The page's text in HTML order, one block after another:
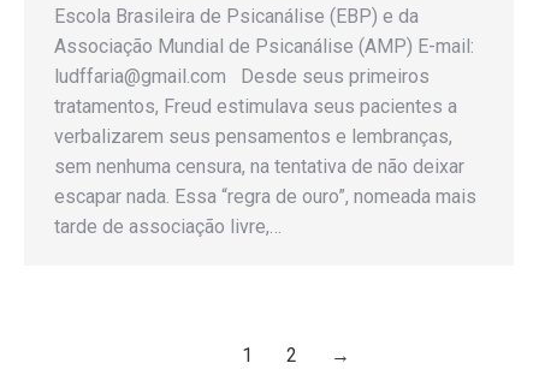
Escola Brasileira de Psicanálise (EBP) e da
Associação Mundial de Psicanálise (AMP) E-mail:
ludffaria@gmail.com Desde seus primeiros
tratamentos, Freud estimulava seus pacientes a
verbalizarem seus pensamentos e lembranças,
sem nenhuma censura, na tentativa de não deixar
escapar nada. Essa “regra de ouro”, nomeada mais
tarde de associação livre,…
1 2 →